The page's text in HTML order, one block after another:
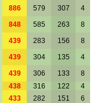
886 579 307 4
848 585 263 8
439 283 156 8
439 304 135 4
439 306 133
8
438 316 122
4
433 282 151 6